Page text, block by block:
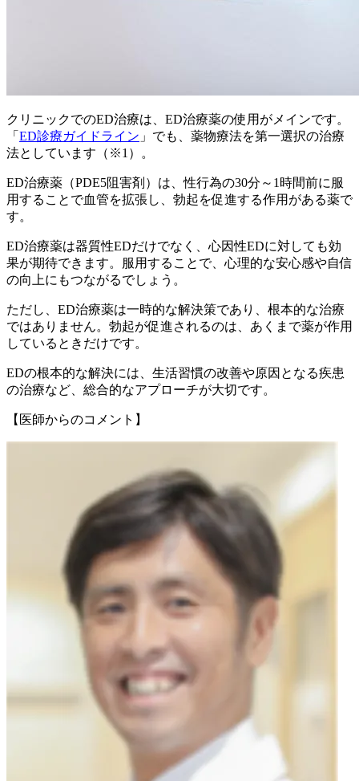
クリニックでのED治療は、ED治療薬の使用がメインです。
「 ED診療ガイドライン 」でも、薬物療法を第一選択の治療
法としています（※1）。
ED治療薬（PDE5阻害剤）は、性行為の30分～1時間前に服
用することで血管を拡張し、勃起を促進する作用がある薬で
す。
ED治療薬は器質性EDだけでなく、 心因性EDに対しても効
果が期待できます。
服用することで、心理的な安心感や自信
の向上にもつながるでしょう。
ただし、ED治療薬は一時的な解決策であり、根本的な治療
ではありません。勃起が促進されるのは、あくまで薬が作用
しているときだけです。
EDの根本的な解決には、生活習慣の改善や原因となる疾患
の治療など、総合的なアプローチが大切です。
【医師からのコメント】